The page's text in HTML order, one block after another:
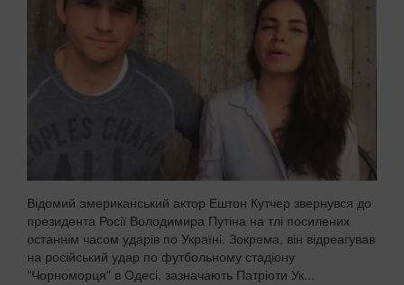
Відомий американський актор Ештон Кутчер звернувся до
президента Росії Володимира Путіна на тлі посилених
останнім часом ударів по Україні. Зокрема, він відреагував
на російський удар по футбольному стадіону
"Чорноморця" в Одесі, зазначають Патріоти Ук...